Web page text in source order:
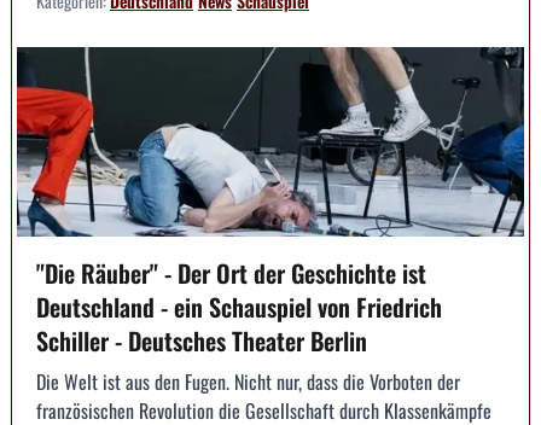
"Die Räuber" - Der Ort der Geschichte ist
Deutschland - ein Schauspiel von Friedrich
Schiller - Deutsches Theater Berlin
Die Welt ist aus den Fugen. Nicht nur, dass die Vorboten der
französischen Revolution die Gesellschaft durch Klassenkämpfe